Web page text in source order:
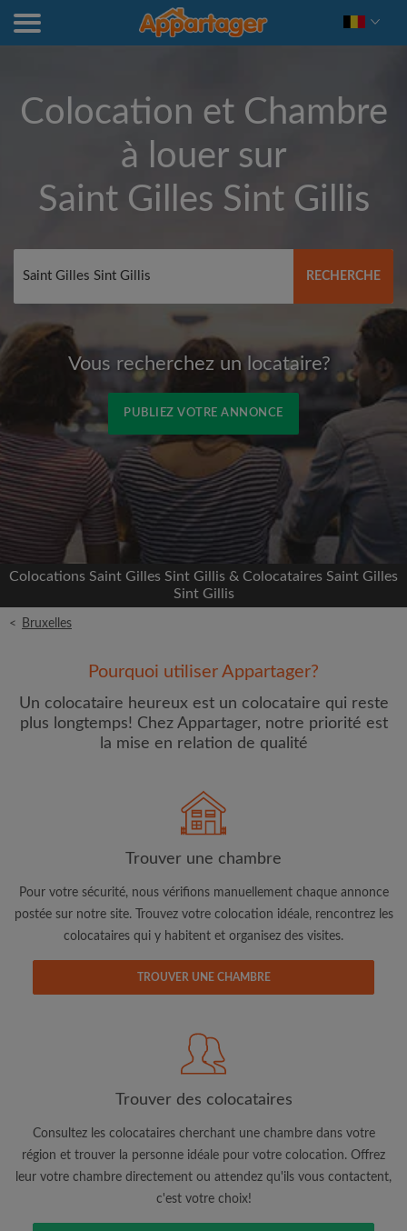
Colocation et Chambre
à louer sur
Saint Gilles Sint Gillis
RECHERCHE
Vous recherchez un locataire?
PUBLIEZ VOTRE ANNONCE
Inscrivez-vous avec Facebook
Nous ne publierons jamais sur votre page sans
votre accord
OU
Loyer max par mois (€)
Adresse email
et ai pris connaissance de la
CRÉER PROFIL
Je souhaite recevoir des offres exclusives et des mises à
Colocations Saint Gilles Sint Gillis & Colocataires Saint Gilles
Sint Gillis
< Bruxelles
Pourquoi utiliser Appartager?
Un colocataire heureux est un colocataire qui reste
plus longtemps! Chez Appartager, notre priorité est
la mise en relation de qualité
Trouver une chambre
Pour votre sécurité, nous vérifions manuellement chaque annonce
postée sur notre site. Trouvez votre colocation idéale, rencontrez les
colocataires qui y habitent et organisez des visites.
TROUVER UNE CHAMBRE
Trouver des colocataires
Consultez les colocataires cherchant une chambre dans votre
région et trouver la personne idéale pour votre colocation. Offrez
leur votre chambre directement ou attendez qu'ils vous contactent,
c'est votre choix!